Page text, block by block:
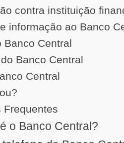
contra instituição
informação ao Banco
Banco Central
Banco Central
Central
Frequentes
o Banco Central?